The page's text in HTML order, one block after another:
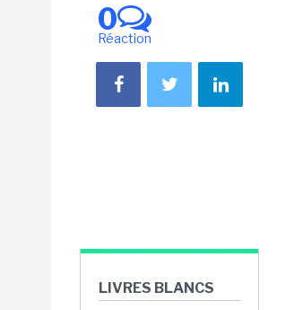
0
Réaction
LIVRES BLANCS